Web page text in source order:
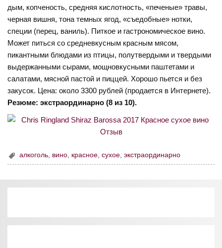
дым, копченость, средняя кислотность, «печеные» травы,
черная вишня, тона темных ягод, «съедобные» нотки,
специи (перец, ваниль). Питкое и гастрономическое вино.
Может питься со средневкусным красным мясом,
пикантными блюдами из птицы, полутвердыми и твердыми
выдержанными сырами, мощновкусными паштетами и
салатами, мясной пастой и пиццей. Хорошо пьется и без
закусок. Цена: около 3300 рублей (продается в Интернете).
Резюме: экстраординарно (8 из 10).
алкоголь, вино, красное,сухое,экстраординарно